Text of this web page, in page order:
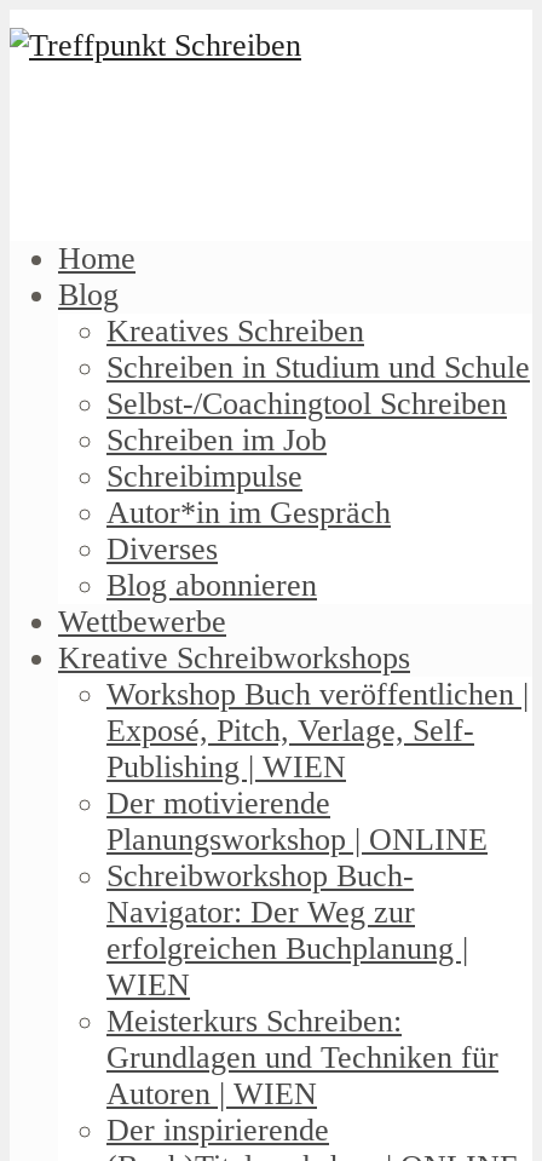
Home
Blog
Kreatives Schreiben
Schreiben in Studium und Schule
Selbst-/Coachingtool Schreiben
Schreiben im Job
Schreibimpulse
Autor*in im Gespräch
Diverses
Blog abonnieren
Wettbewerbe
Kreative Schreibworkshops
Workshop Buch veröffentlichen |
Exposé, Pitch, Verlage, Self-
Publishing | WIEN
Der motivierende
Planungsworkshop | ONLINE
Schreibworkshop Buch-
Navigator: Der Weg zur
erfolgreichen Buchplanung |
WIEN
Meisterkurs Schreiben:
Grundlagen und Techniken für
Autoren | WIEN
Der inspirierende